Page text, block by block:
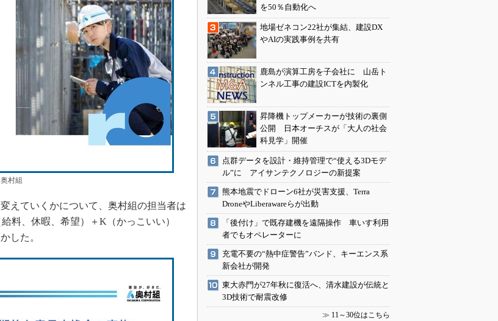
村組
えていくかについて、奥村組の担当者は
料、休暇、希望）＋K（かっこいい）
した。
を50％自動化へ
地場ゼネコン22社が集結、建設DX
やAIの実践事例を共有
鹿島が演算工房を子会社に 山岳ト
ンネル工事の建設ICTを内製化
昇降機トップメーカーが技術の裏側
公開 日本オーチスが「大人の社会
科見学」開催
点群データを設計・維持管理で“使える3Dモデ
ル”に アイサンテクノロジーの新提案
熊本地震でドローン6社が災害支援、Terra
DroneやLiberawareらが出動
「後付け」で既存建機を遠隔操作 車いす利用
者でもオペレーターに
充電不要の“熱中症警告”バンド、キーエンス系
新会社が開発
東大赤門が27年秋に復活へ、清水建設が伝統と
3D技術で耐震改修
≫ 11～30位はこちら